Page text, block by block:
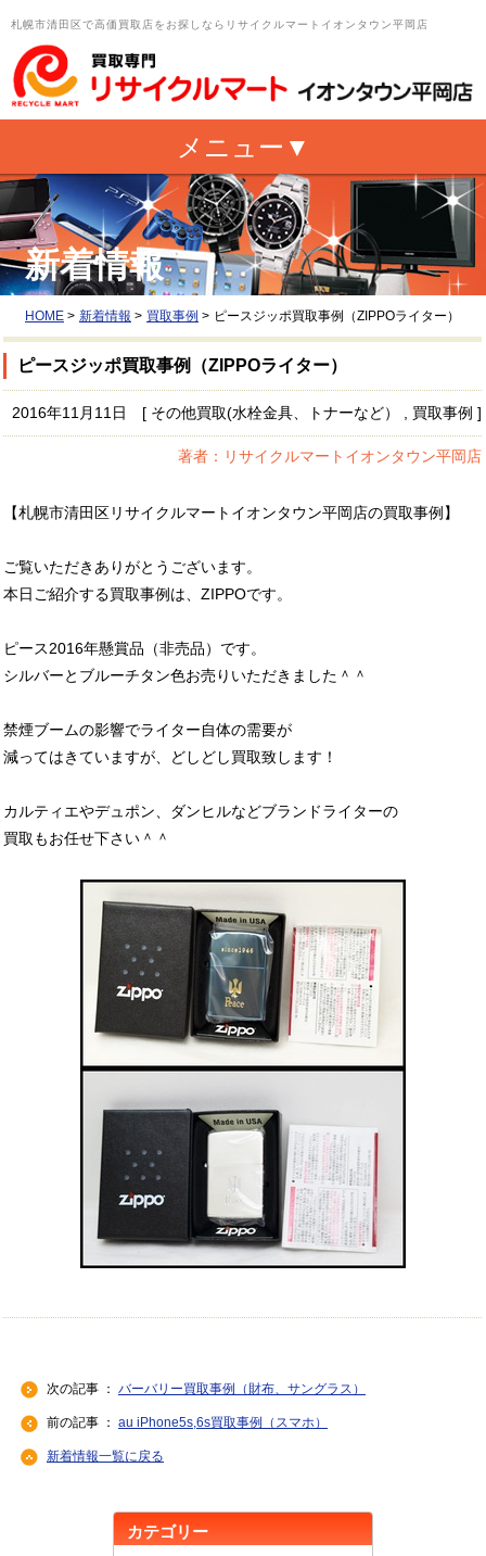
札幌市清田区で高価買取店をお探しならリサイクルマートイオンタウン平岡店
新着情報
HOME > 新着情報 > 買取事例 > ピースジッポ買取事例（ZIPPOライター）
ピースジッポ買取事例（ZIPPOライター）
2016年11月11日 [ その他買取(水栓金具、トナーなど） , 買取事例 ]
著者：リサイクルマートイオンタウン平岡店
【札幌市清田区リサイクルマートイオンタウン平岡店の買取事例】
ご覧いただきありがとうございます。
本日ご紹介する買取事例は、ZIPPOです。
ピース2016年懸賞品（非売品）です。
シルバーとブルーチタン色お売りいただきました＾＾
禁煙ブームの影響でライター自体の需要が
減ってはきていますが、どしどし買取致します！
カルティエやデュポン、ダンヒルなどブランドライターの
買取もお任せ下さい＾＾
次の記事 ： バーバリー買取事例（財布、サングラス）
前の記事 ： au iPhone5s,6s買取事例（スマホ）
新着情報一覧に戻る
カテゴリー